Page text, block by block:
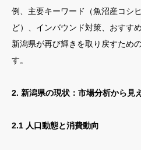
例、主要キーワード（魚沼産コシ
ど）、インバウンド対策、おすす
新潟県が再び輝きを取り戻すため
す。
2. 新潟県の現状：市場分析から見
2.1 人口動態と消費動向